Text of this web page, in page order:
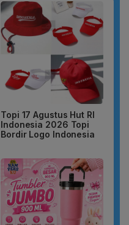
Topi 17 Agustus Hut RI
Indonesia 2026 Topi
Bordir Logo Indonesia